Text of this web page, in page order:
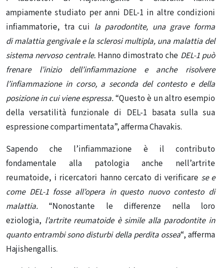
ampiamente studiato per anni DEL-1 in altre condizioni
infiammatorie, tra cui la parodontite, una grave forma
dimalattia gengivale e la sclerosi multipla, una malattia del
sistema nervoso centrale.Hanno dimostrato che DEL-1 può
frenare l’inizio dell’infiammazione e anche risolvere
l’infiammazione in corso, a seconda del contesto e della
posizione in cui viene espressa.“Questo è un altro esempio
della versatilità funzionale di DEL-1 basata sulla sua
espressione compartimentata”, afferma Chavakis.
Sapendo che l’infiammazione è il contributo
fondamentale alla patologia anche nell’artrite
reumatoide, i ricercatori hanno cercato di verificare se e
come DEL-1 fosse all’opera in questo nuovo contesto di
malattia.“Nonostante le differenze nella loro
eziologia, l’artrite reumatoideè simile alla parodontite in
quanto entrambi sono disturbi della perdita ossea“, afferma
Hajishengallis.